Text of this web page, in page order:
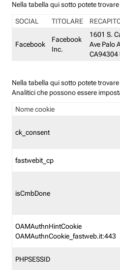
Nella tabella qui sotto potete
SOCIAL TITOLARE
Facebook
Facebook
Inc.
1601 S.
Ave Palo
CA94304
Nella tabella qui sotto potete
Analitici che possono essere
Nome cookie
ck_consent
fastwebit_cp
isCmbDone
OAMAuthnHintCookie
OAMAuthnCookie_fastweb.it:443
PHPSESSID